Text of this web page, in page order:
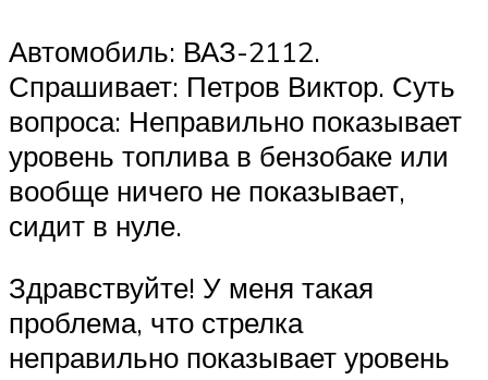
Автомобиль: ВАЗ-2112.
Спрашивает: Петров Виктор. Суть
вопроса: Неправильно показывает
уровень топлива в бензобаке или
вообще ничего не показывает,
сидит в нуле.
Здравствуйте! У меня такая
проблема, что стрелка
неправильно показывает уровень